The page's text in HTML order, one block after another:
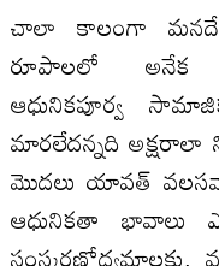
చాలా కాలంగా
రూపాలలో అనేక
ఆధునికపూర్వ
మారలేదన్నది
మొదలు యావత్
ఆధునికతా భావాలు